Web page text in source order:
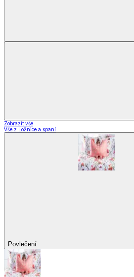
Zobrazit vše
Vše z Ložnice a spaní
Povlečení